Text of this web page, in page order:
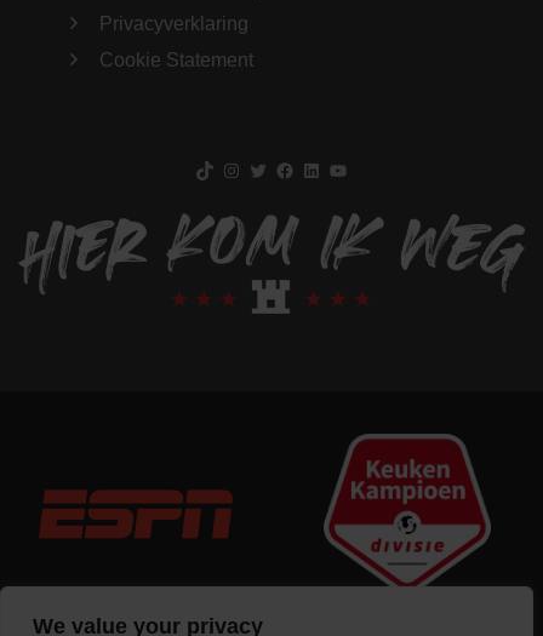
We value your privacy
Privacyverklaring
Cookie Statement